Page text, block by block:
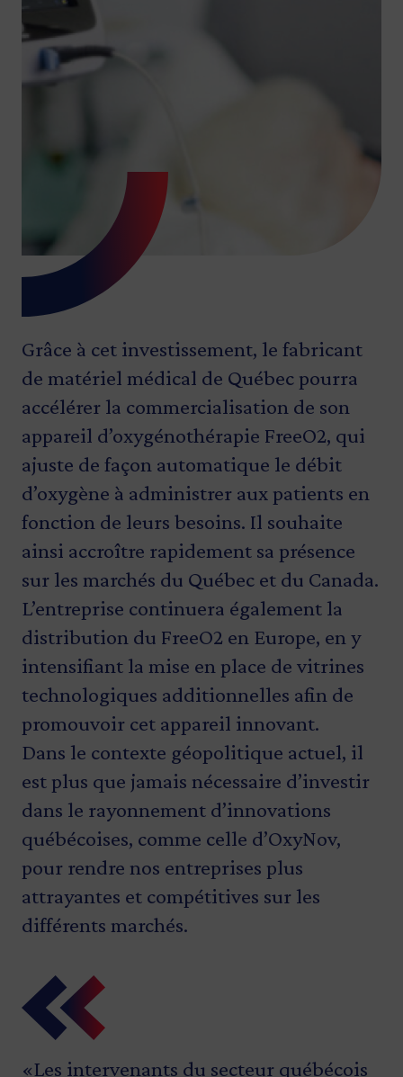
Grâce à cet investissement, le fabricant
de matériel médical de Québec pourra
accélérer la commercialisation de son
appareil d’oxygénothérapie FreeO2, qui
ajuste de façon automatique le débit
d’oxygène à administrer aux patients en
fonction de leurs besoins. Il souhaite
ainsi accroître rapidement sa présence
sur les marchés du Québec et du Canada.
L’entreprise continuera également la
distribution du FreeO2 en Europe, en y
intensifiant la mise en place de vitrines
technologiques additionnelles afin de
promouvoir cet appareil innovant.
Dans le contexte géopolitique actuel, il
est plus que jamais nécessaire d’investir
dans le rayonnement d’innovations
québécoises, comme celle d’OxyNov,
pour rendre nos entreprises plus
attrayantes et compétitives sur les
différents marchés.
«Les intervenants du secteur québécois
«OxyNov est une fière entreprise de
«OxyNov jouit d’une position
«Merci au gouvernement du Québec